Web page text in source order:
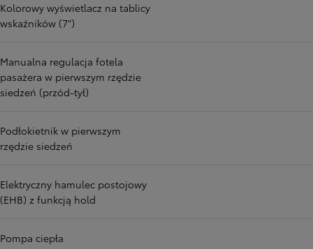
Kolorowy wyświetlacz na tablicy
wskaźników (7")
Manualna regulacja fotela
pasażera w pierwszym rzędzie
siedzeń (przód-tył)
Podłokietnik w pierwszym
rzędzie siedzeń
Elektryczny hamulec postojowy
(EHB) z funkcją hold
Pompa ciepła